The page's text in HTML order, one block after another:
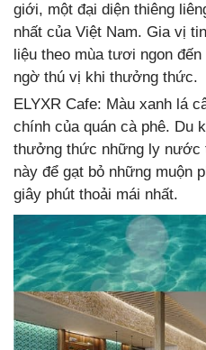
giới, một đại diện thiêng
nhất của Việt Nam. Gia vị
liệu theo mùa tươi ngon
ngờ thú vị khi thưởng thức.
ELYXR Cafe: Màu xanh lá
chính của quán cà phê. Du
thưởng thức những ly nước
này để gạt bỏ những muộn
giây phút thoải mái nhất.